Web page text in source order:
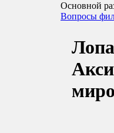
Основной
Вопросы